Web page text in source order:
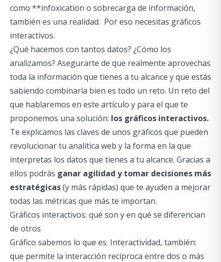
como **infoxication o sobrecarga de información,
también es una realidad. Por eso necesitas gráficos
interactivos.
¿Qué hacemos con tantos datos? ¿Cómo los
analizamos? Asegurarte de que realmente aprovechas
toda la información que tienes a tu alcance y que estás
sabiendo combinarla bien es todo un reto. Un reto del
que hablaremos en este artículo y para el que te
proponemos una solución: los gráficos interactivos.
Te explicamos las claves de unos gráficos que pueden
revolucionar tu analítica web y la forma en la que
interpretas los datos que tienes a tu alcance. Gracias a
ellos podrás ganar agilidad y tomar decisiones más
estratégicas(y más rápidas) que te ayuden a mejorar
todas las métricas que más te importan.
Gráficos interactivos: qué son y en qué se diferencian
de otros
Gráfico sabemos lo que es. Interactividad, también:
que permite la interacción recíproca entre dos o más